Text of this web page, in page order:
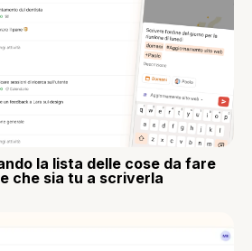
la lista delle cose da fare
che sia tu a scriverla